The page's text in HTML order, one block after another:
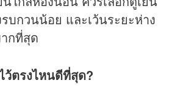
บกวนน้อย และเว้นระยะห่าง
กที่สุด
ว้ตรงไหนดีที่สุด?